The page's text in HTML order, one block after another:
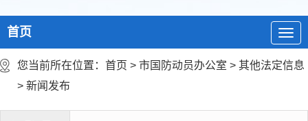
首页
您当前所在位置： 首页 > 市国防动员办公室 > 其他法定信息
> 新闻发布